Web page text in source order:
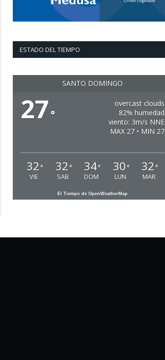
ESTADO DEL TIEMPO
SANTO DOMINGO
27 °
overcast clouds
82% humedad
viento: 3m/s NNE
MAX 27 • MIN 27
32 °
VIE
32 °
SAB
34°
DOM
30 °
LUN
32 °
MAR
El Tiempo de OpenWeatherMap